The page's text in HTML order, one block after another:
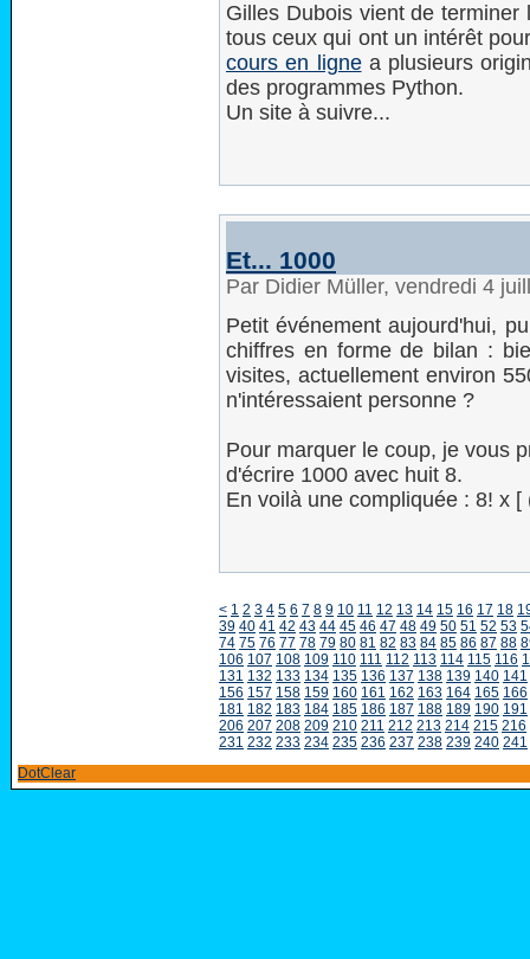
Gilles Dubois vient de
tous ceux qui ont un intérêt
cours en lignea plusieurs
des programmes Python.
Un site à suivre...
Et... 1000
Par Didier Müller, vendredi 4
Petit événement aujourd'hui,
chiffres en forme de bilan :
visites, actuellement environ
n'intéressaient personne ?
Pour marquer le coup, je vous
d'écrire 1000 avec huit 8.
En voilà une compliquée : 8! x
< 1 2 3 4 5 6 7 8 9 10 11 12 13 14 15 16 17 18
39 40 41 42 43 44 45 46 47 48 49 50 51 52 53
74 75 76 77 78 79 80 81 82 83 84 85 86 87 88
106 107 108 109 110 111 112 113 114 115 116
131 132 133 134 135 136 137 138 139 140 141
156 157 158 159 160 161 162 163 164 165 166
181 182 183 184 185 186 187 188 189 190 191
206 207 208 209 210 211 212 213 214 215 216
231 232 233 234 235 236 237 238 239 240 241
DotClear